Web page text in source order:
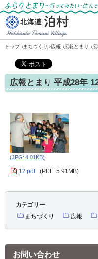
ふらりとまり～行ってみ
い・帰ってきたい～
北海道 泊村
Village
トップ ›まちづくり ›広報 ›広報とまり ›
広報とまり 平成28年
(JPG: 4.01KB)
12.pdf (PDF: 5.91MB)
カテゴリー
まちづくり
広報
お問い合わせ